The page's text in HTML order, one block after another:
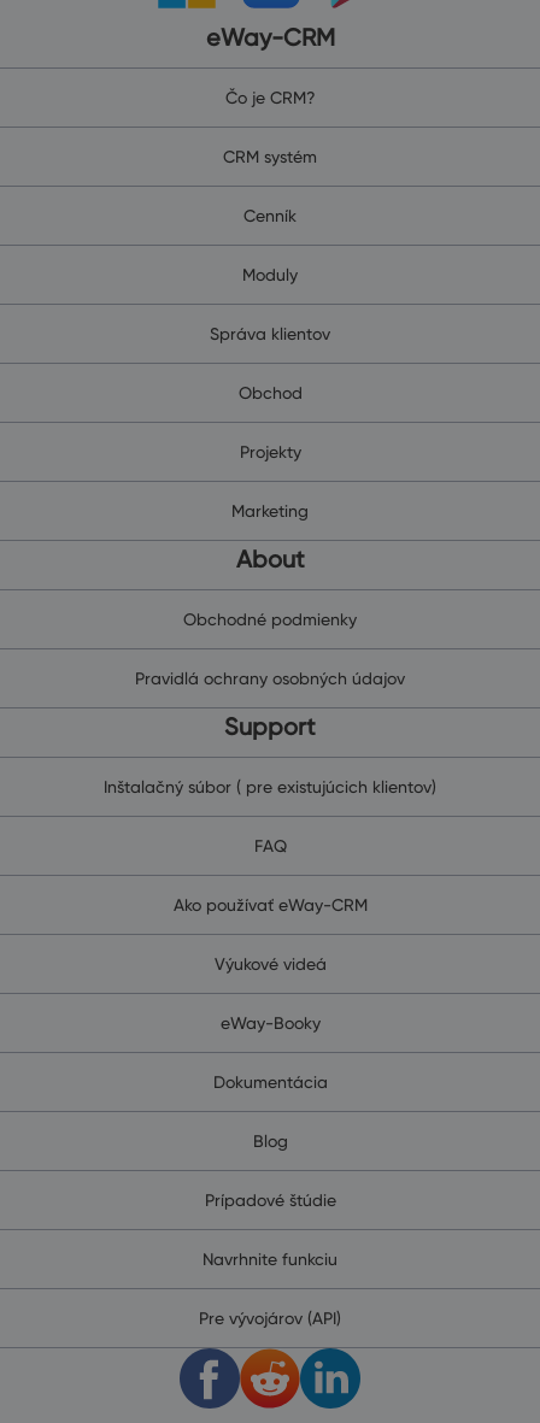
eWay-CRM
Čo je CRM?
CRM systém
Cenník
Moduly
Správa klientov
Obchod
Projekty
Marketing
About
Obchodné podmienky
Pravidlá ochrany osobných údajov
Support
Inštalačný súbor ( pre existujúcich klientov)
FAQ
Ako používať eWay-CRM
Výukové videá
eWay-Booky
Dokumentácia
Blog
Prípadové štúdie
Navrhnite funkciu
Pre vývojárov (API)